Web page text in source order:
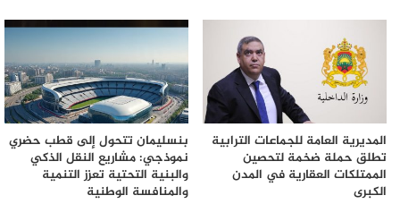
المديرية العامة للجماعات الترابية
تطلق حملة ضخمة لتحصين
الممتلكات العقارية في المدن
الكبرى
بنسليمان تتحول إلى قطب حضري
نموذجي: مشاريع النقل الذكي
والبنية التحتية تعزز التنمية
والمنافسة الوطنية